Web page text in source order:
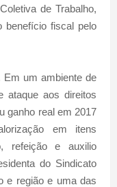
de Trabalho,
benefício fiscal pelo
Em um ambiente de
ataque aos direitos
ganho real em 2017
em itens
refeição e auxilio
do Sindicato
e região e uma das